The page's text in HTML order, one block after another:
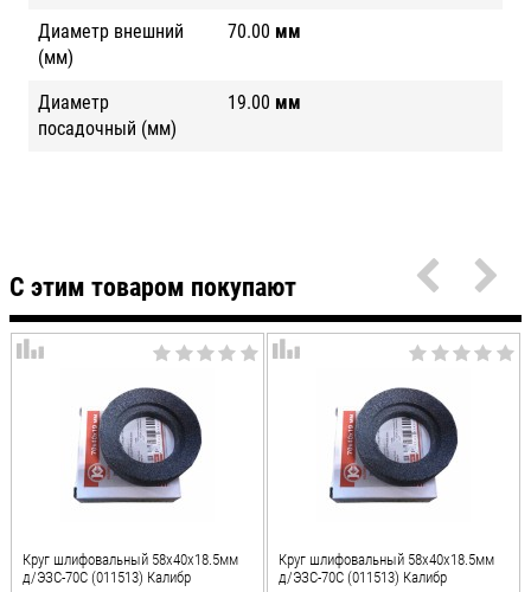
Диаметр внешний
(мм)
70.00 мм
Диаметр
посадочный (мм)
19.00 мм
С этим товаром покупают
Круг шлифовальный 58х40х18.5мм
д/ЭЗС-70C (011513) Калибр
Круг шлифовальный 58х40х18.5мм
д/ЭЗС-70C (011513) Калибр